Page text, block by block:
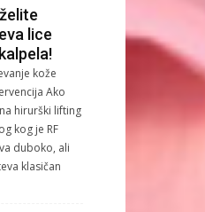
lice
kože
Ako
hirurški lifting
kog je RF
duboko, ali
klasičan